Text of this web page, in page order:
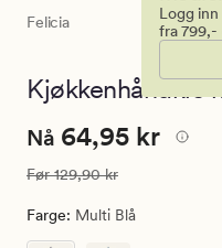
Logg
fra 799,-
Felicia
Kjøkkenhåndkle
Nåværende
64,95
kr.
Nåværende pris
Nå 64,95 kr
Vanlig pris 129,90 kr
Før129,90 kr
Farge: Multi Blå